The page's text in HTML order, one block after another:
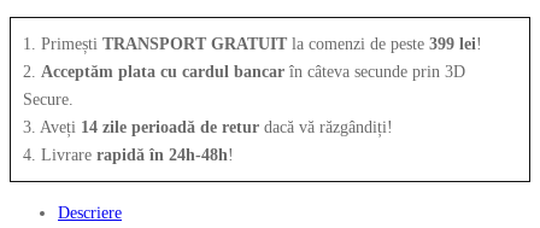
1. Primești TRANSPORT GRATUIT la comenzi de peste 399 lei!
2. Acceptăm plata cu cardul bancar în câteva secunde prin 3D
Secure.
3. Aveți 14 zile perioadă de retur dacă vă răzgândiți!
4. Livrare rapidă în 24h-48h!
Descriere